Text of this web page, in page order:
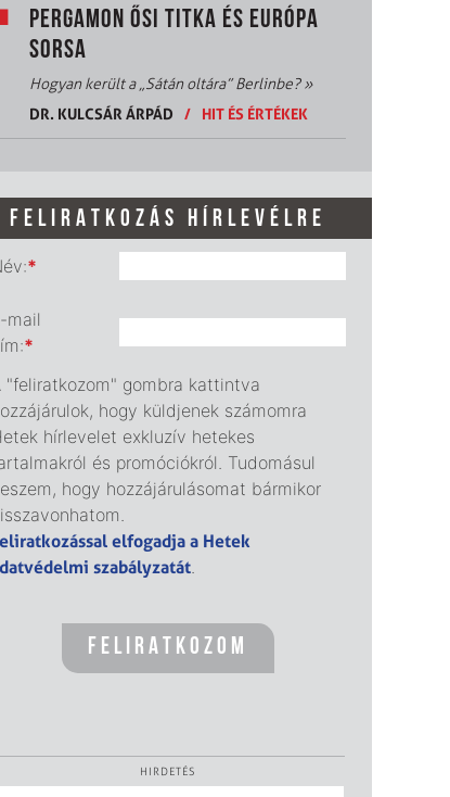
PERGAMON ŐSI TITKA ÉS EURÓPA
SORSA
Hogyan került a „Sátán oltára” Berlinbe?»
DR. KULCSÁR ÁRPÁD
/ HIT ÉS ÉRTÉKEK
FELIRATKOZÁS HÍRLEVÉLRE
*
mail
*
"feliratkozom" gombra kattintva
hogy küldjenek számomra
hírlevelet exkluzív hetekes
és promóciókról. Tudomásul
hogy hozzájárulásomat bármikor
elfogadja a Hetek
szabályzatát.
HIRDETÉS